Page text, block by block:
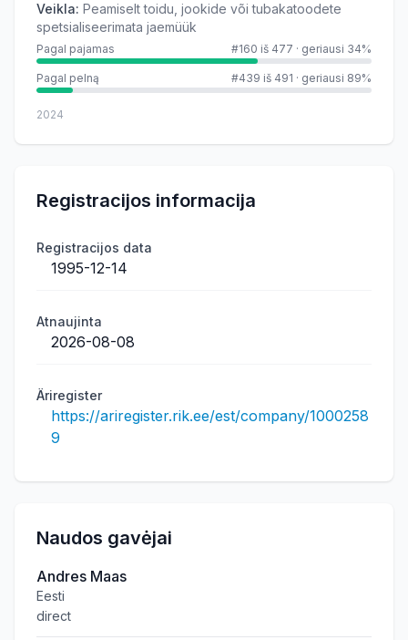
Veikla: Peamiselt toidu, jookide või tubakatoodete
spetsialiseerimata jaemüük
Pagal pajamas #160 iš 477 · geriausi 34%
Pagal pelną #439 iš 491 · geriausi 89%
2024
Registracijos informacija
Registracijos data
1995-12-14
Atnaujinta
2026-08-08
Äriregister
https://ariregister.rik.ee/est/company/1000258
9
Naudos gavėjai
Andres Maas
Eesti
direct